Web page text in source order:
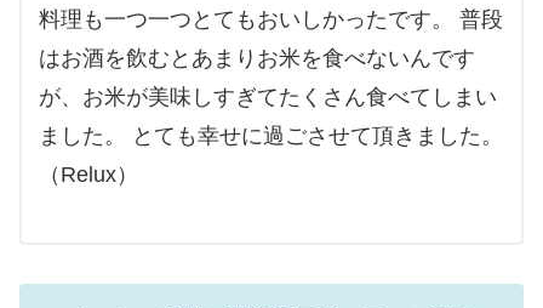
料理も一つ一つとてもおいしかったです。 普段
はお酒を飲むとあまりお米を食べないんです
が、お米が美味しすぎてたくさん食べてしまい
ました。 とても幸せに過ごさせて頂きました。
（Relux）